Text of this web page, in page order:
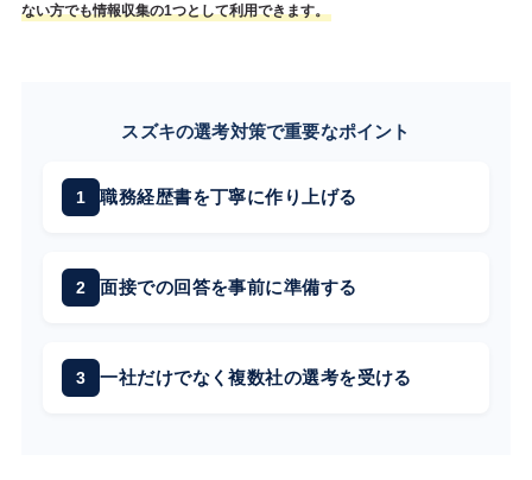
ない方でも情報収集の1つとして利用できます。
スズキの選考対策で重要なポイント
職務経歴書を丁寧に作り上げる
面接での回答を事前に準備する
一社だけでなく複数社の選考を受ける